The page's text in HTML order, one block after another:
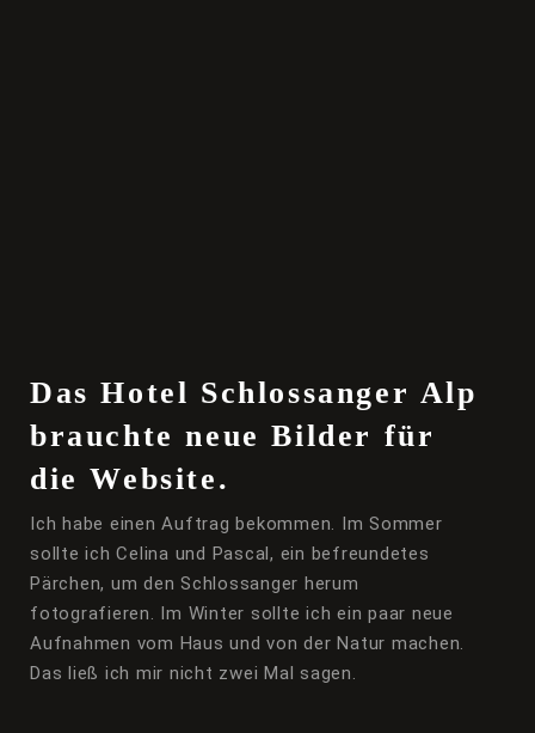
Das Hotel Schlossanger Alp
brauchte neue Bilder für
die Website.
Ich habe einen Auftrag bekommen. Im Sommer
sollte ich Celina und Pascal, ein befreundetes
Pärchen, um den Schlossanger herum
fotografieren. Im Winter sollte ich ein paar neue
Aufnahmen vom Haus und von der Natur machen.
Das ließ ich mir nicht zwei Mal sagen.